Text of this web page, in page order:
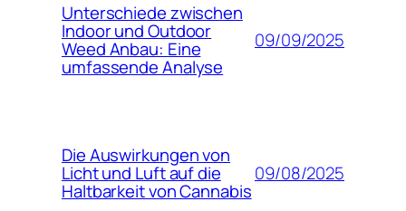
Unterschiede zwischen
Indoor und Outdoor
Weed Anbau: Eine
umfassende Analyse
09/09/2025
Die Auswirkungen von
Licht und Luft auf die
Haltbarkeit von Cannabis
09/08/2025